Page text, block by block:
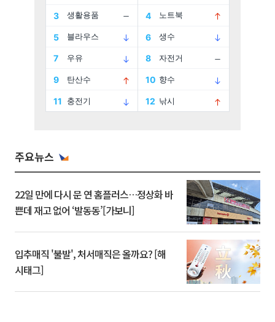
주요뉴스
22일 만에 다시 문 연 홈플러스…정상화 바
쁜데 재고 없어 ‘발동동’[가보니]
입추매직 '불발', 처서매직은 올까요? [해
시태그]